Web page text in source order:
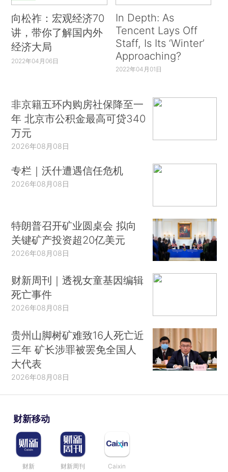
向松祚：宏观经济70
讲，带你了解国内外
经济大局
2022年04月06日
In Depth: As
Tencent Lays Off
Staff, Is Its ‘Winter’
Approaching?
2022年04月01日
非京籍五环内购房社保降至一
年 北京市公积金最高可贷340
万元
2026年08月08日
专栏｜沃什遭遇信任危机
2026年08月08日
特朗普召开矿业圆桌会 拟向
关键矿产投资超20亿美元
2026年08月08日
财新周刊｜透视女童基因编辑
死亡事件
2026年08月08日
贵州山脚树矿难致16人死亡近
三年 矿长涉罪被罢免全国人
大代表
2026年08月08日
财新移动
财新 财新周刊 Caixin